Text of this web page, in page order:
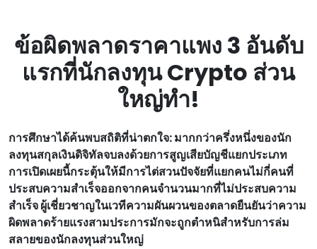
ข้อผิดพลาดราคาแพง 3 อันดับ
แรกที่นักลงทุน Crypto ส่วน
ใหญ่ทํา!
การศึกษาได้ค้นพบสถิติที่น่าตกใจ: มากกว่าครึ่งหนึ่งของนัก
ลงทุนสกุลเงินดิจิทัลจบลงด้วยการสูญเสียบัญชีแยกประเภท
การเปิดเผยนี้กระตุ้นให้มีการไต่สวนปัจจัยที่แยกคนไม่กี่คนที่
ประสบความสําเร็จออกจากคนจํานวนมากที่ไม่ประสบความ
สําเร็จ ผู้เชี่ยวชาญในเวทีความผันผวนของตลาดยืนยันว่าความ
ผิดพลาดร้ายแรงสามประการมักจะถูกตําหนิสําหรับการล่ม
สลายของนักลงทุนส่วนใหญ่